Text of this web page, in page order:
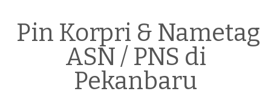
Pin Korpri & Nametag
ASN / PNS di
Pekanbaru